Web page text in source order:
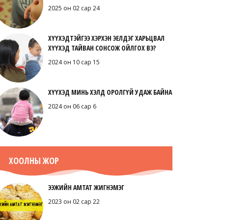
2025 он 02 сар 24
ХҮҮХЭДТЭЙГЭЭ ХЭРХЭН ЭЕЛДЭГ ХАРЬЦВАЛ
ХҮҮХЭД ТАЙВАН СОНСОЖ ОЙЛГОХ ВЭ?
2024 он 10 сар 15
ХҮҮХЭД МИНЬ ХЭЛД ОРОЛГҮЙ УДАЖ БАЙНА
2024 он 06 сар 6
ХООЛНЫ ЖОР
ЭЭЖИЙН АМТАТ ЖИГНЭМЭГ
2023 он 02 сар 22